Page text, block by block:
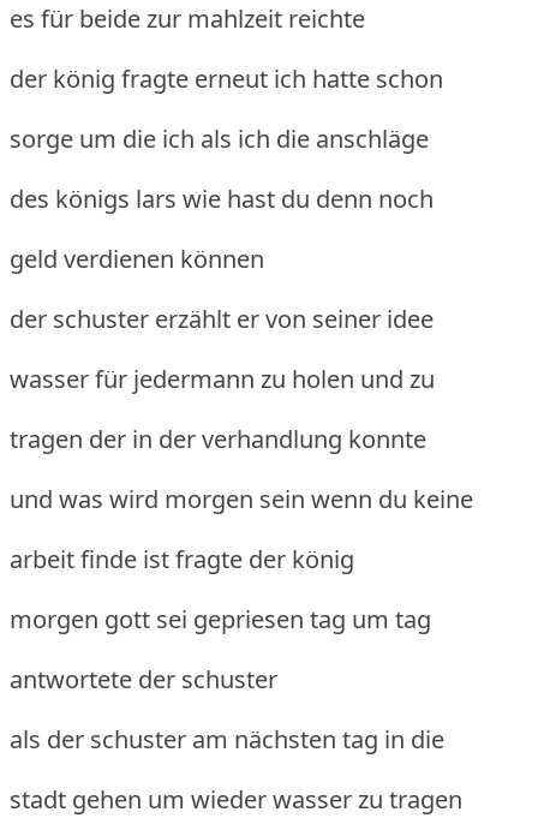
es für beide zur mahlzeit reichte
der könig fragte erneut ich hatte schon
sorge um die ich als ich die anschläge
des königs lars wie hast du denn noch
geld verdienen können
der schuster erzählt er von seiner idee
wasser für jedermann zu holen und zu
tragen der in der verhandlung konnte
und was wird morgen sein wenn du keine
arbeit finde ist fragte der könig
morgen gott sei gepriesen tag um tag
antwortete der schuster
als der schuster am nächsten tag in die
stadt gehen um wieder wasser zu tragen